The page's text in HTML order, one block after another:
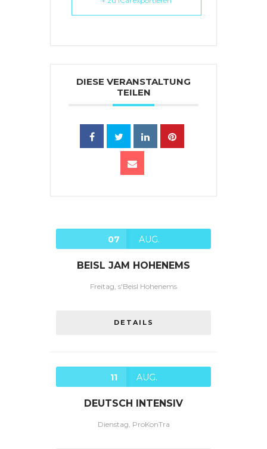
DIESE VERANSTALTUNG
TEILEN
07 AUG.
BEISL JAM HOHENEMS
Freitag, s'Beisl Hohenems
DETAILS
11 AUG.
DEUTSCH INTENSIV
Dienstag, ProKonTra